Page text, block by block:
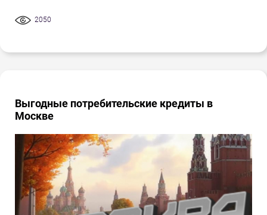
2050
Выгодные потребительские кредиты в
Москве